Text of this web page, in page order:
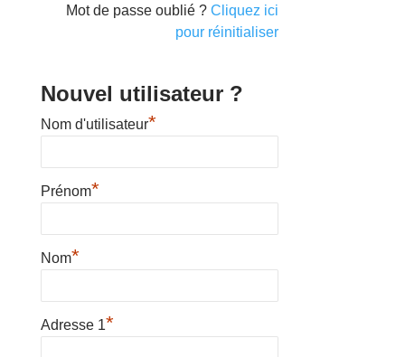
Mot de passe oublié ?Cliquez ici
pour réinitialiser
Nouvel utilisateur ?
Nom d'utilisateur*
Prénom*
Nom*
Adresse 1*